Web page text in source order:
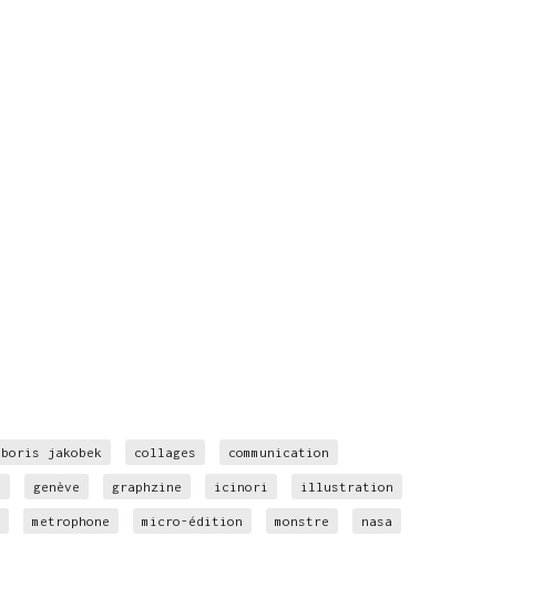
boris jakobek collages communication
genève graphzine icinori illustration
metrophone micro-édition monstre nasa